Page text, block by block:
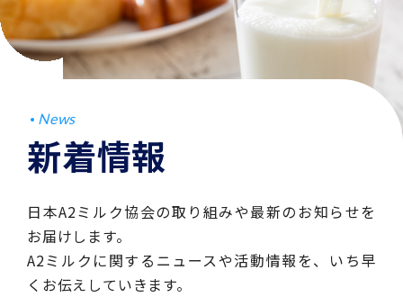
News
新着情報
日本A2ミルク協会の取り組みや最新のお知らせを
お届けします。
A2ミルクに関するニュースや活動情報を、いち早
くお伝えしていきます。